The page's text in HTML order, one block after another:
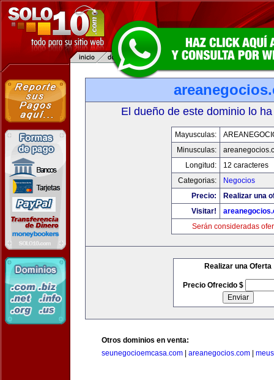
El dueño de este dominio lo
Mayusculas:
Minusculas:
Longitud:
12 caracteres
Categorias:
Negocios
Precio:
Realizar una
Visitar!
Serán consideradas
Realizar una Oferta
Precio Ofrecido $
Otros dominios en venta:
seunegocioemcasa.com
areanegocios.com